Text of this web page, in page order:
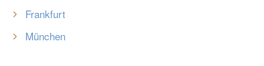
Frankfurt
München